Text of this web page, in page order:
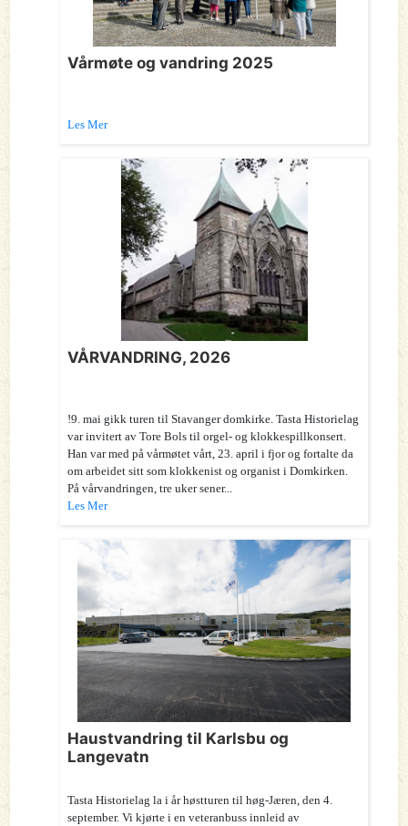
Vårmøte og vandring 2025
Les Mer
VÅRVANDRING, 2026
!9. mai gikk turen til Stavanger domkirke. Tasta Historielag
var invitert av Tore Bols til orgel- og klokkespillkonsert.
Han var med på vårmøtet vårt, 23. april i fjor og fortalte da
om arbeidet sitt som klokkenist og organist i Domkirken.
På vårvandringen, tre uker sener...
Les Mer
Haustvandring til Karlsbu og
Langevatn
Tasta Historielag la i år høstturen til høg-Jæren, den 4.
september. Vi kjørte i en veteranbuss innleid av